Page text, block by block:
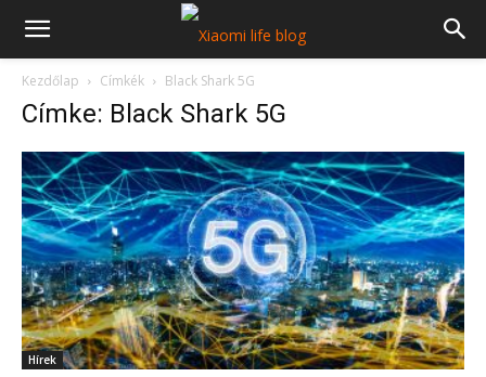
Kezdőlap Címkék Black Shark 5G
Címke: Black Shark 5G
Hírek